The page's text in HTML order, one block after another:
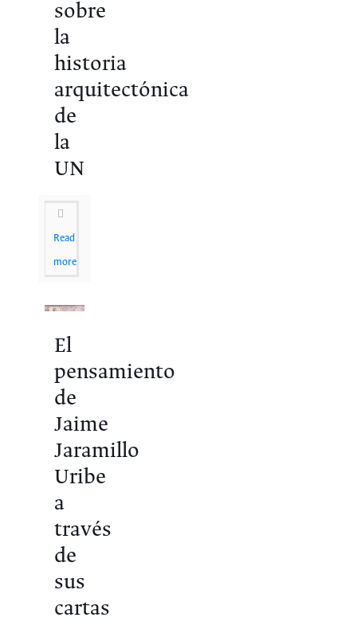
sobre
la
historia
arquitectónica
de
la
UN
Read
more
El
pensamiento
de
Jaime
Jaramillo
Uribe
a
través
de
sus
cartas